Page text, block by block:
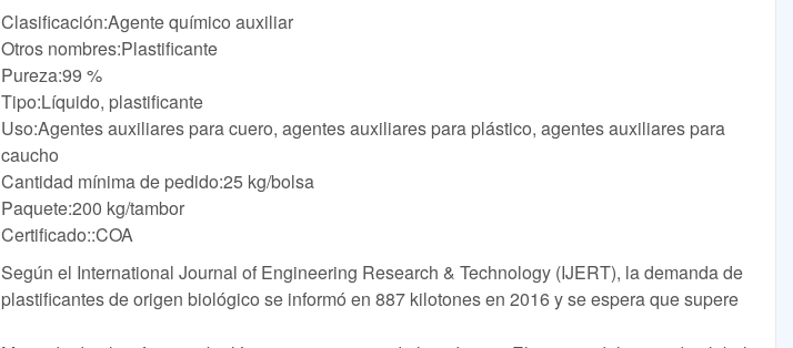
Clasificación:Agente químico auxiliar
Otros nombres:Plastificante
Pureza:99 %
Tipo:Líquido, plastificante
Uso:Agentes auxiliares para cuero, agentes auxiliares para plástico, agentes auxiliares para
caucho
Cantidad mínima de pedido:25 kg/bolsa
Paquete:200 kg/tambor
Certificado::COA
Según el International Journal of Engineering Research & Technology (IJERT), la demanda de
plastificantes de origen biológico se informó en 887 kilotones en 2016 y se espera que supere